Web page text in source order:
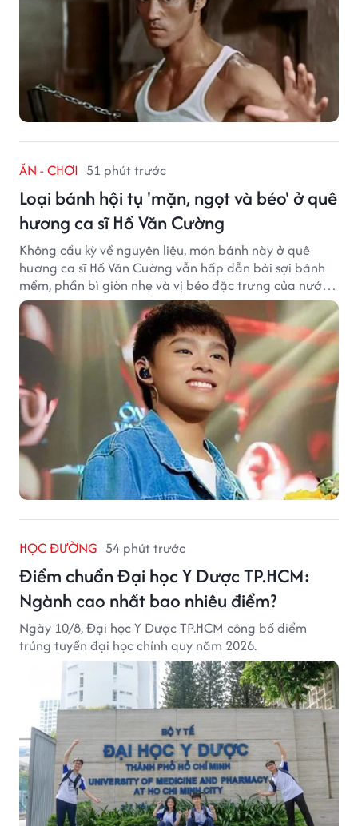
ĂN - CHƠI 51 phút trước
Loại bánh hội tụ 'mặn, ngọt và béo' ở quê
hương ca sĩ Hồ Văn Cường
Không cầu kỳ về nguyên liệu, món bánh này ở quê
hương ca sĩ Hồ Văn Cường vẫn hấp dẫn bởi sợi bánh
mềm, phần bì giòn nhẹ và vị béo đặc trưng của nước
cốt dừa.
HỌC ĐƯỜNG 54 phút trước
Điểm chuẩn Đại học Y Dược TP.HCM:
Ngành cao nhất bao nhiêu điểm?
Ngày 10/8, Đại học Y Dược TP.HCM công bố điểm
trúng tuyển đại học chính quy năm 2026.